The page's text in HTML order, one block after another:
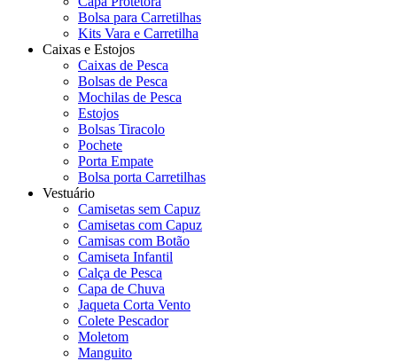
Bolsa para Carretilhas
Kits Vara e Carretilha
Caixas e Estojos
Caixas de Pesca
Bolsas de Pesca
Mochilas de Pesca
Estojos
Bolsas Tiracolo
Pochete
Porta Empate
Bolsa porta Carretilhas
Vestuário
Camisetas sem Capuz
Camisetas com Capuz
Camisas com Botão
Camiseta Infantil
Calça de Pesca
Capa de Chuva
Jaqueta Corta Vento
Colete Pescador
Moletom
Manguito